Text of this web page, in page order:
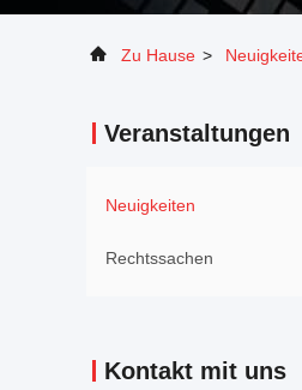
Zu Hause >
Veranstaltungen
Neuigkeiten
Rechtssachen
Kontakt mit uns